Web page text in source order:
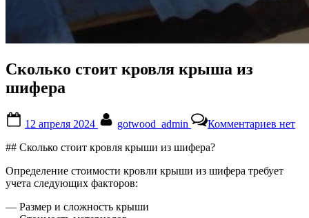
Сколько стоит кровля крыша из
шифера
on
12 апреля 2024 gotwood_admin Комментариевзаписи
крыша
нет
## Сколько стоит кровля крыши из шифера?
Определение стоимости кровли крыши из шифера требует
учета следующих факторов:
— Размер и сложность крыши